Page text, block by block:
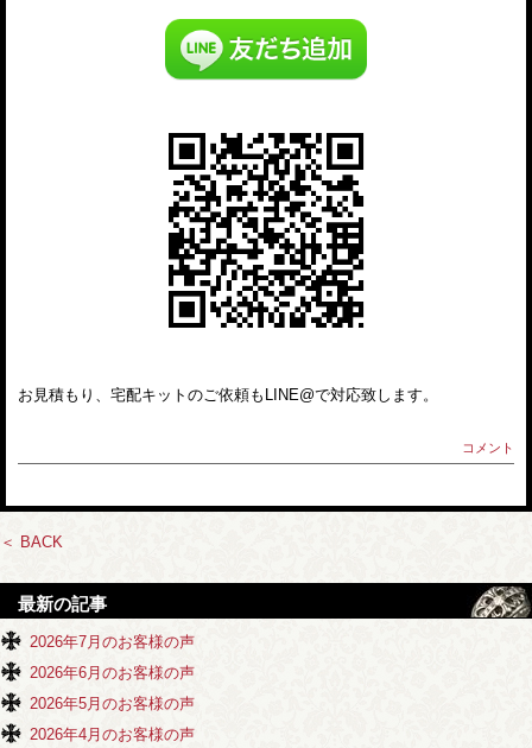
お見積もり、宅配キットのご依頼もLINE@で対応致します。
コメント
＜ BACK
最新の記事
2026年7月のお客様の声
2026年6月のお客様の声
2026年5月のお客様の声
2026年4月のお客様の声